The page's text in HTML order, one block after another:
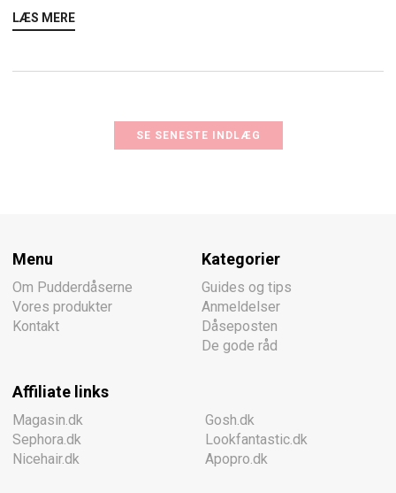
LÆS MERE
SE SENESTE INDLÆG
Menu
Om Pudderdåserne
Vores produkter
Kontakt
Kategorier
Guides og tips
Anmeldelser
Dåseposten
De gode råd
Affiliate links
Magasin.dk
Sephora.dk
Nicehair.dk
Gosh.dk
Lookfantastic.dk
Apopro.dk